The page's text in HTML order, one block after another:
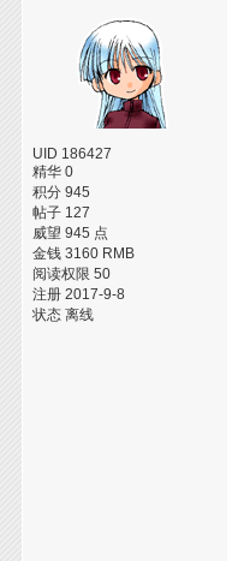
UID 186427
精华 0
积分 945
帖子 127
威望 945 点
金钱 3160 RMB
阅读权限 50
注册 2017-9-8
状态 离线